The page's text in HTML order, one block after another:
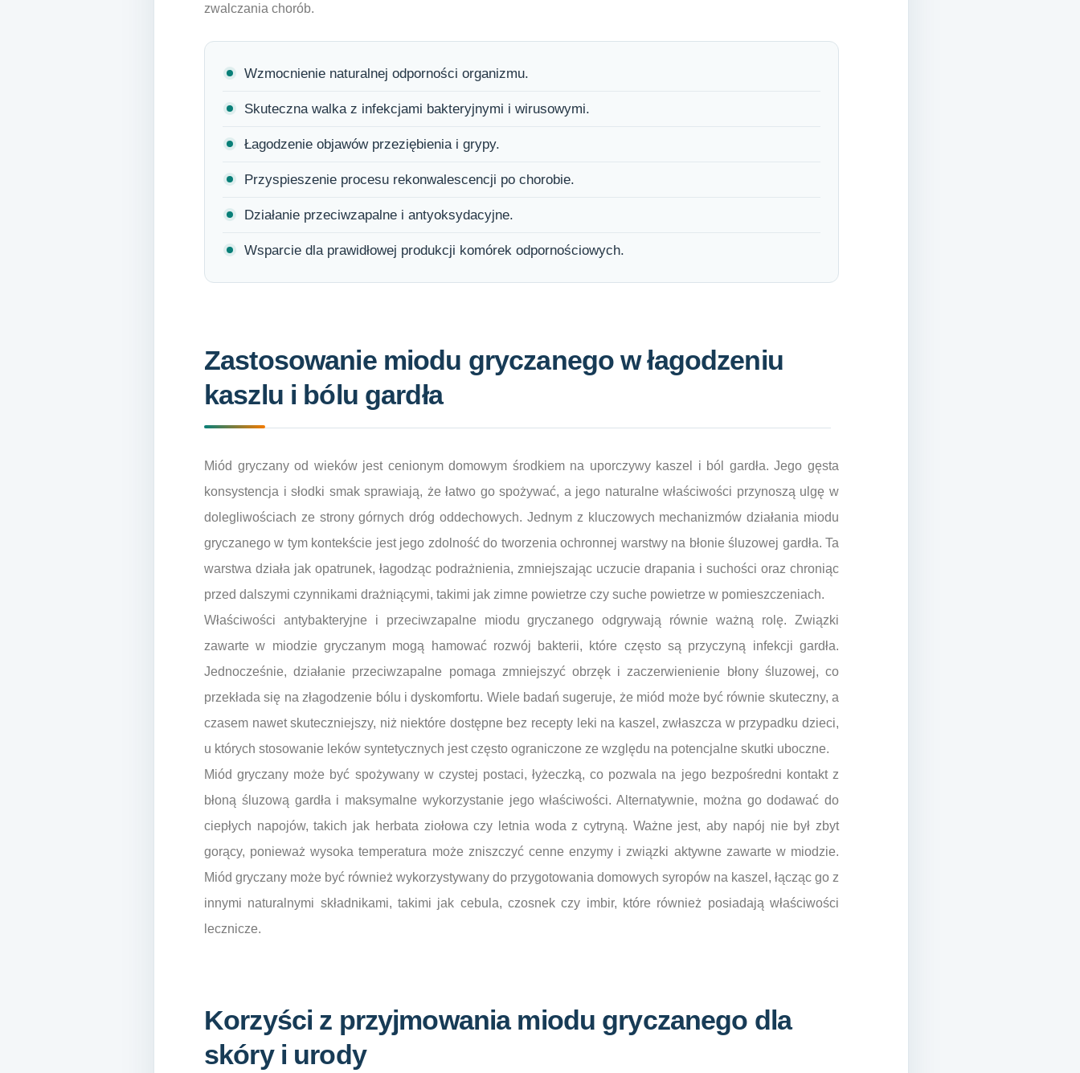
zwalczania chorób.
Wzmocnienie naturalnej odporności organizmu.
Skuteczna walka z infekcjami bakteryjnymi i wirusowymi.
Łagodzenie objawów przeziębienia i grypy.
Przyspieszenie procesu rekonwalescencji po chorobie.
Działanie przeciwzapalne i antyoksydacyjne.
Wsparcie dla prawidłowej produkcji komórek odpornościowych.
Zastosowanie miodu gryczanego w łagodzeniu
kaszlu i bólu gardła
Miód gryczany od wieków jest cenionym domowym środkiem na uporczywy kaszel i ból gardła. Jego gęsta
konsystencja i słodki smak sprawiają, że łatwo go spożywać, a jego naturalne właściwości przynoszą ulgę w
dolegliwościach ze strony górnych dróg oddechowych. Jednym z kluczowych mechanizmów działania miodu
gryczanego w tym kontekście jest jego zdolność do tworzenia ochronnej warstwy na błonie śluzowej gardła. Ta
warstwa działa jak opatrunek, łagodząc podrażnienia, zmniejszając uczucie drapania i suchości oraz chroniąc
przed dalszymi czynnikami drażniącymi, takimi jak zimne powietrze czy suche powietrze w pomieszczeniach.
Właściwości antybakteryjne i przeciwzapalne miodu gryczanego odgrywają równie ważną rolę. Związki
zawarte w miodzie gryczanym mogą hamować rozwój bakterii, które często są przyczyną infekcji gardła.
Jednocześnie, działanie przeciwzapalne pomaga zmniejszyć obrzęk i zaczerwienienie błony śluzowej, co
przekłada się na złagodzenie bólu i dyskomfortu. Wiele badań sugeruje, że miód może być równie skuteczny, a
czasem nawet skuteczniejszy, niż niektóre dostępne bez recepty leki na kaszel, zwłaszcza w przypadku dzieci,
u których stosowanie leków syntetycznych jest często ograniczone ze względu na potencjalne skutki uboczne.
Miód gryczany może być spożywany w czystej postaci, łyżeczką, co pozwala na jego bezpośredni kontakt z
błoną śluzową gardła i maksymalne wykorzystanie jego właściwości. Alternatywnie, można go dodawać do
ciepłych napojów, takich jak herbata ziołowa czy letnia woda z cytryną. Ważne jest, aby napój nie był zbyt
gorący, ponieważ wysoka temperatura może zniszczyć cenne enzymy i związki aktywne zawarte w miodzie.
Miód gryczany może być również wykorzystywany do przygotowania domowych syropów na kaszel, łącząc go z
innymi naturalnymi składnikami, takimi jak cebula, czosnek czy imbir, które również posiadają właściwości
lecznicze.
Korzyści z przyjmowania miodu gryczanego dla
skóry i urody